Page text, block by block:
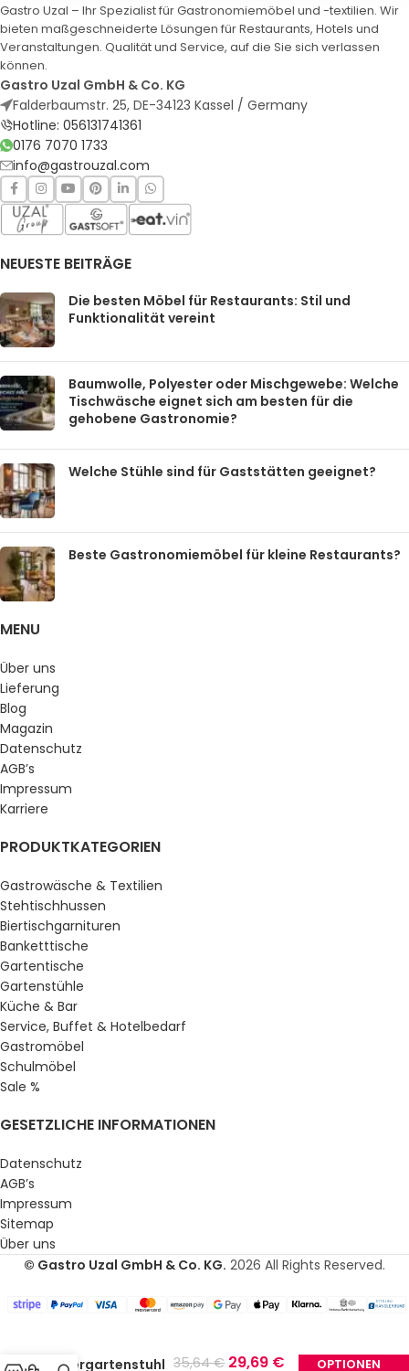
Gastro Uzal – Ihr Spezialist für Gastronomiemöbel und -textilien. Wir
bieten maßgeschneiderte Lösungen für Restaurants, Hotels und
Veranstaltungen. Qualität und Service, auf die Sie sich verlassen
können.
Gastro Uzal GmbH & Co. KG
Falderbaumstr. 25, DE-34123 Kassel / Germany
Hotline: 056131741361
0176 7070 1733
info@gastrouzal.com
NEUESTE BEITRÄGE
Die besten Möbel für Restaurants: Stil und
Funktionalität vereint
Baumwolle, Polyester oder Mischgewebe: Welche
Tischwäsche eignet sich am besten für die
gehobene Gastronomie?
Welche Stühle sind für Gaststätten geeignet?
Beste Gastronomiemöbel für kleine Restaurants?
MENU
Über uns
Lieferung
Blog
Magazin
Datenschutz
AGB’s
Impressum
Karriere
PRODUKTKATEGORIEN
Gastrowäsche & Textilien
Stehtischhussen
Biertischgarnituren
Banketttische
Gartentische
Gartenstühle
Küche & Bar
Service, Buffet & Hotelbedarf
Gastromöbel
Schulmöbel
Sale %
GESETZLICHE INFORMATIONEN
Datenschutz
AGB’s
Impressum
Sitemap
Über uns
© Gastro Uzal GmbH & Co. KG. 2026 All Rights Reserved.
Biergartenstuhl 35,64€ 29,69 € OPTIONEN